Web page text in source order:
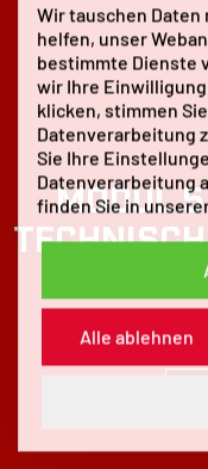
MODUL
Wir tauschen
helfen, unser
bestimmte Dienste
wir Ihre
klicken, stimmen
Datenverarbeitung
Sie Ihre
Datenverarbeitung
finden Sie in
Alle ablehnen